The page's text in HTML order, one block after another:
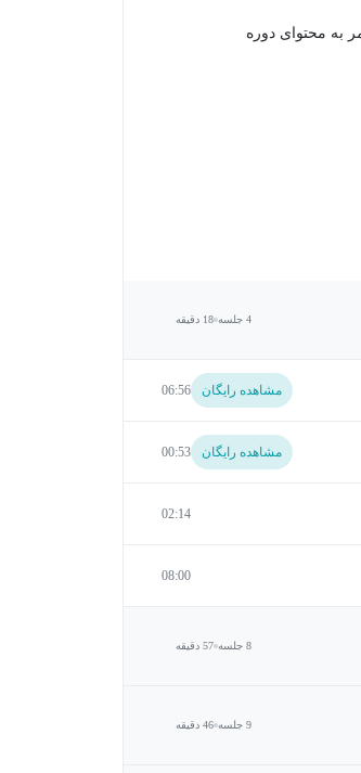
به محتوای دوره
4 جلسه 18 دقیقه
مشاهده رایگان 06:56
مشاهده رایگان 00:53
02:14
08:00
8 جلسه 57 دقیقه
9 جلسه 46 دقیقه